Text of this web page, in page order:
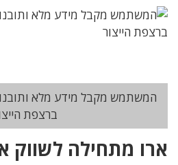
המשתמש מקבל מידע מלא
ברצפת
ארו מתחילה